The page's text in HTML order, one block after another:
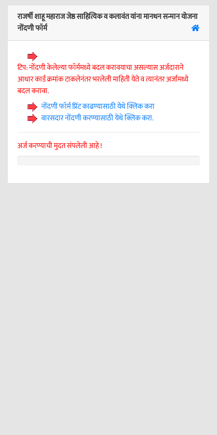
राजर्षी शाहू महाराज जेष्ठ साहित्यिक व कलावंत यांना मानधन सन्मान योजना
नोंदणी फॉर्म
टिप: नोंदणी केलेल्या फॉर्ममध्ये बदल करावयाचा असल्यास अर्जदाराने
आधार कार्ड क्रमांक टाकलेनंतर भरलेली माहिती येते व त्यानंतर अर्जामध्ये
बदल करावा.
नोंदणी फॉर्म प्रिंट काढण्यासाठी येथे क्लिक करा
वारसदार नोंदणी करण्यासाठी येथे क्लिक करा.
अर्ज करण्याची मुदत संपलेली आहे !